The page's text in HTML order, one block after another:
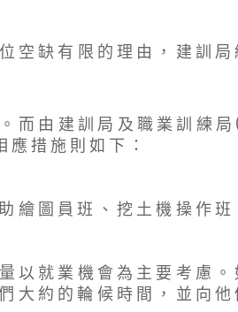
空 缺 有 限 的 理 由 ， 建 訓 局
而 由 建 訓 局 及 職 業 訓 練 局
應 措 施 則 如 下 ：
繪 圖 員 班 、 挖 土 機 操 作 班
以 就 業 機 會 為 主 要 考 慮 。
大 約 的 輪 候 時 間 ， 並 向 他